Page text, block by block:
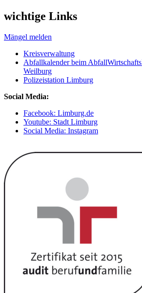
wichtige Links
Mängel melden
Kreisverwaltung
Abfallkalender beim
Weilburg
Polizeistation Limburg
Social Media:
Facebook: Limburg.de
Youtube: Stadt Limburg
Social Media: Instagram